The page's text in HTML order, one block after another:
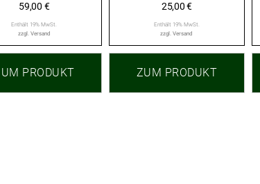
59,00 €
Enthält 19% MwSt.
zzgl. Versand
PRODUKT
25,00€
Enthält 19% MwSt.
zzgl.Versand
ZUM PRODUKT